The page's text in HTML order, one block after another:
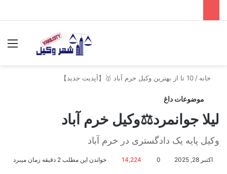
خانه / 10 تا از بهترین وکیل خرم آباد 🥇【آپدیت جدید】
موضوعات داغ
لیلا جوانمرد⚖️وکیل خرم آباد
وکیل پایه یک دادگستری در خرم آباد
اکتبر 28, 2025 0
14,224 خواندن این مطلب 2 دقیقه زمان میبرد